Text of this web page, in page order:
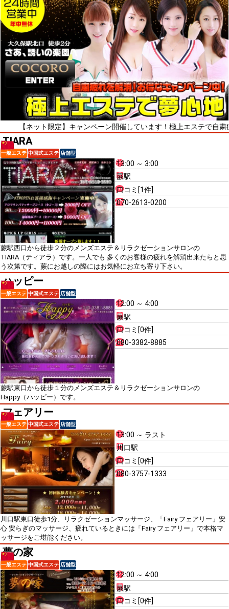
ト限定】キャンペーン開催しています！極上エステで自粛疲れをリ
TIARA
一般エステ 中国式エステ 店舗型
13:00 ～ 3:00
蕨駅
口コミ[1件]
070-2613-0200
蕨駅西口から徒歩２分のメンズエステ＆リラクゼーションサロンの
TIARA（ティアラ）です。一人でも 多くのお客様の疲れを解消出来たらと思
う次第です。蕨にお越しの際にはお気軽にお立ち寄り下さい。
ハッピー
一般エステ 中国式エステ 店舗型
12:00 ～ 4:00
蕨駅
口コミ[0件]
080-3382-8885
蕨駅東口から徒歩１分のメンズエステ＆リラクゼーションサロンの
Happy（ハッピー）です。
フェアリー
一般エステ 中国式エステ 店舗型
13:00 ～ ラスト
川口駅
口コミ[0件]
080-3757-1333
川口駅東口徒歩1分、リラクゼーションマッサージ、「Fairy フェアリー」安
心 安らぎのマッサージ、疲れているときには「Fairy フェアリー」で本格マ
ッサージをご堪能ください。
夢の家
一般エステ 中国式エステ 店舗型
12:00 ～ 4:00
蕨駅
口コミ[0件]